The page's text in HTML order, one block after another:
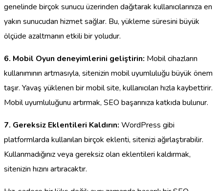
genelinde birçok sunucu üzerinden dağıtarak kullanıcılarınıza en
yakın sunucudan hizmet sağlar. Bu, yükleme süresini büyük
ölçüde azaltmanın etkili bir yoludur.
6. Mobil Oyun deneyimlerini geliştirin: Mobil cihazların
kullanımının artmasıyla, sitenizin mobil uyumluluğu büyük önem
taşır. Yavaş yüklenen bir mobil site, kullanıcıları hızla kaybettirir.
Mobil uyumluluğunu artırmak, SEO başarınıza katkıda bulunur.
7. Gereksiz Eklentileri Kaldırın: WordPress gibi
platformlarda kullanılan birçok eklenti, sitenizi ağırlaştırabilir.
Kullanmadığınız veya gereksiz olan eklentileri kaldırmak,
sitenizin hızını artıracaktır.